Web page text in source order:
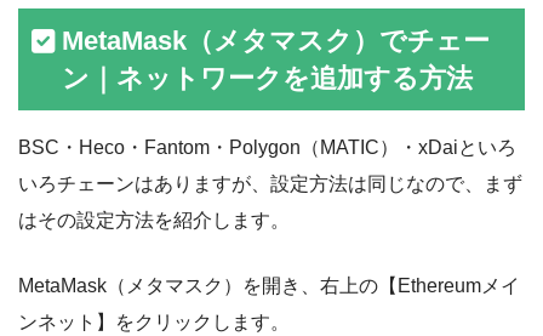
MetaMask（メタマスク）でチェー
ン｜ネットワークを追加する方法
BSC・Heco・Fantom・Polygon（MATIC）・xDaiといろ
いろチェーンはありますが、設定方法は同じなので、まず
はその設定方法を紹介します。
MetaMask（メタマスク）を開き、右上の【Ethereumメイ
ンネット】をクリックします。